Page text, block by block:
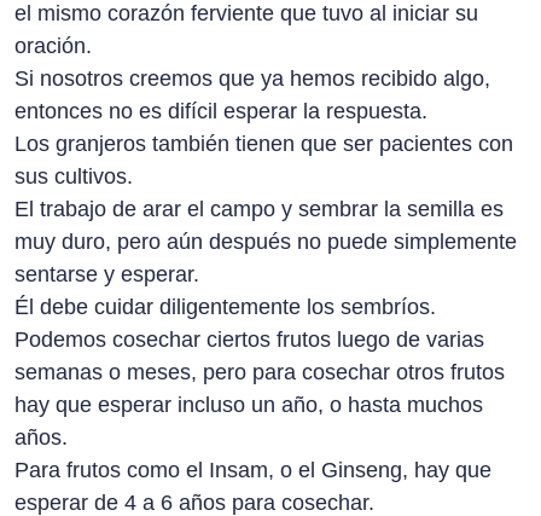
el mismo corazón ferviente que tuvo al iniciar su
oración.
Si nosotros creemos que ya hemos recibido algo,
entonces no es difícil esperar la respuesta.
Los granjeros también tienen que ser pacientes con
sus cultivos.
El trabajo de arar el campo y sembrar la semilla es
muy duro, pero aún después no puede simplemente
sentarse y esperar.
Él debe cuidar diligentemente los sembríos.
Podemos cosechar ciertos frutos luego de varias
semanas o meses, pero para cosechar otros frutos
hay que esperar incluso un año, o hasta muchos
años.
Para frutos como el Insam, o el Ginseng, hay que
esperar de 4 a 6 años para cosechar.